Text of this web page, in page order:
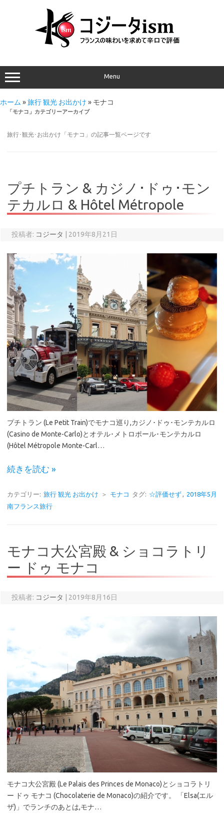
Menu
ホーム »旅行 観光 お出かけ » モナコ
「モナコ 」カテゴリーアーカイブ
旅行･観光･お出かけ「モナコ」の記事一覧ページです
プチトラン & カジノ･ドゥ･モン
テカルロ & Hôtel Métropole
投稿者: コジータ 2019年8月21日
プチトラン (Le Petit Train)でモナコ巡り,カジノ･ドゥ･モンテカルロ
(Casino de Monte-Carlo)とオテル･メトロポール･モンテカルロ
(Hôtel Métropole Monte-Carl…
続きを読む »
カテゴリー: 旅行 観光 お出かけ ＞ モナコ タグ: ☆評価せず, 2018年5月
南フランス旅行
モナコ大公宮殿 & ショコラトリ
ー ドゥ モナコ
投稿者: コジータ 2019年8月16日
モナコ大公宮殿 (Le Palais des Princes de Monaco)とショコラトリ
ー ドゥ モナコ (Chocolaterie de Monaco)の紹介です。 「Elsa(エル
ザ)」でランチのあとは,モナ…